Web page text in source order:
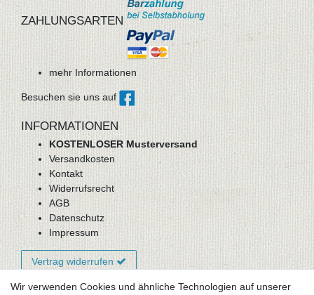
ZAHLUNGSARTEN
mehr Informationen
Besuchen sie uns auf
INFORMATIONEN
KOSTENLOSER Musterversand
Versandkosten
Kontakt
Widerrufsrecht
AGB
Datenschutz
Impressum
Vertrag widerrufen
Wir verwenden Cookies und ähnliche Technologien auf unserer